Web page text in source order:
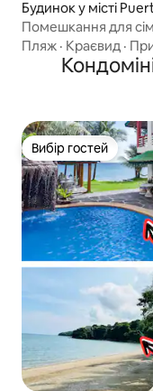
Будинок у місті
Помешкання для
Пляж · Краєвид ·
Вибір гостей
Вибір гостей